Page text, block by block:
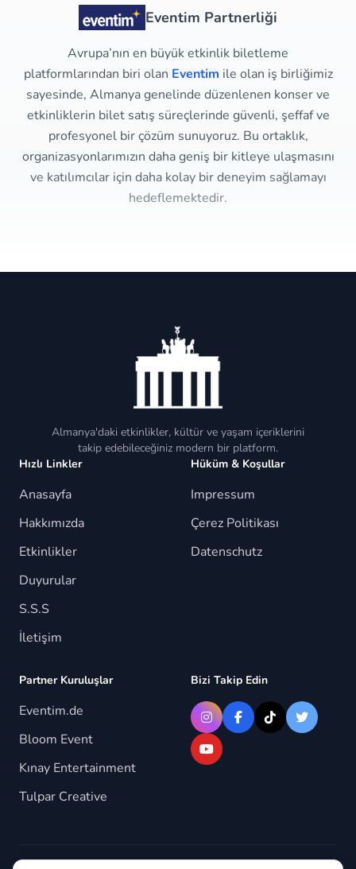
Eventim Partnerliği
Avrupa’nın en büyük etkinlik biletleme
platformlarından biri olan Eventim ile olan iş birliğimiz
sayesinde, Almanya genelinde düzenlenen konser ve
etkinliklerin bilet satış süreçlerinde güvenli, şeffaf ve
profesyonel bir çözüm sunuyoruz. Bu ortaklık,
organizasyonlarımızın daha geniş bir kitleye ulaşmasını
ve katılımcılar için daha kolay bir deneyim sağlamayı
hedeflemektedir.
Almanya'daki etkinlikler, kültür ve yaşam içeriklerini
takip edebileceğiniz modern bir platform.
Hızlı Linkler
Anasayfa
Hakkımızda
Etkinlikler
Duyurular
S.S.S
İletişim
Hüküm & Koşullar
Impressum
Çerez Politikası
Datenschutz
Partner Kuruluşlar
Eventim.de
Bloom Event
Kınay Entertainment
Tulpar Creative
Bizi Takip Edin